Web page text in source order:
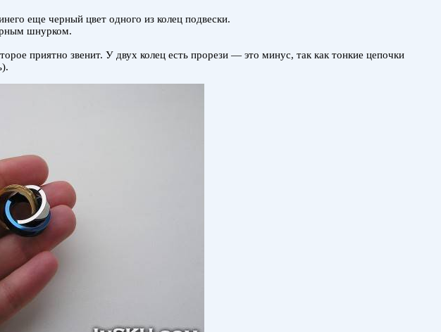
еще черный цвет одного из колец подвески.
шнурком.
приятно звенит. У двух колец есть прорези — это минус, так как тонкие цепочки